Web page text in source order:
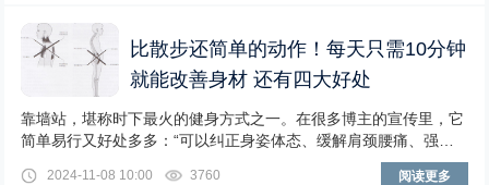
比散步还简单的动作！每天只需10分钟
就能改善身材 还有四大好处
靠墙站，堪称时下最火的健身方式之一。在很多博主的宣传里，它
简单易行又好处多多：“可以纠正身姿体态、缓解肩颈腰痛、强化
2024-11-08 10:00 3760 阅读更多